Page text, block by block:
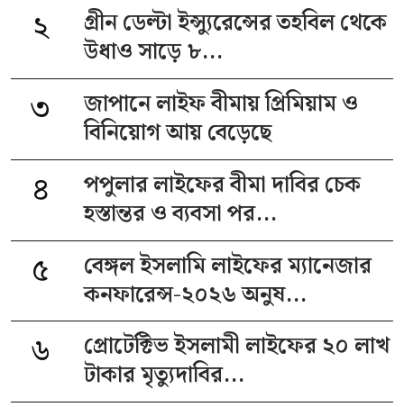
২
গ্রীন ডেল্টা ইন্স্যুরেন্সের তহবিল থেকে
উধাও সাড়ে ৮...
৩
জাপানে লাইফ বীমায় প্রিমিয়াম ও
বিনিয়োগ আয় বেড়েছে
৪
পপুলার লাইফের বীমা দাবির চেক
হস্তান্তর ও ব্যবসা পর...
৫
বেঙ্গল ইসলামি লাইফের ম্যানেজার
কনফারেন্স-২০২৬ অনুষ...
৬
প্রোটেক্টিভ ইসলামী লাইফের ২০ লাখ
টাকার মৃত্যুদাবির...